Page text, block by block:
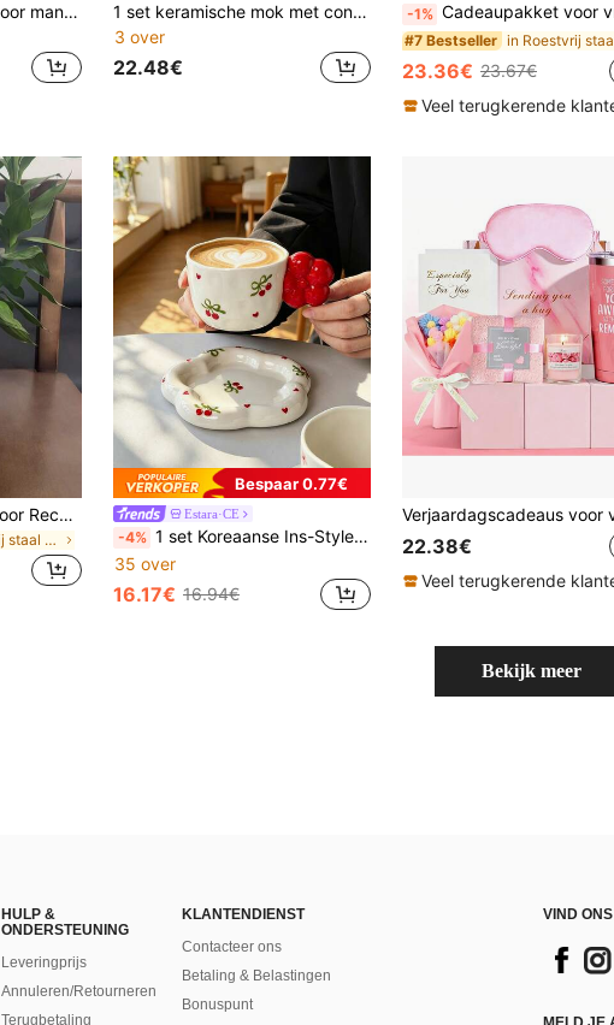
Verjaardagscadeaus voor mannen, luxe cadeaupakketten voor hem, ideeën voor cadeaupakketten, bedankcadeaus, pensioencadeaus voor mannen, verjaardagscadeaus voor vader, echtgenoot, vriend, kerstcadeaupakketten
1 set keramische mok met constante temperatuur van 55 °C, geschikt voor familiebijeenkomsten, Moederdag, Vaderdag, Valentijnsdag, verjaardagscadeaus, voor oma, moeder, zussen en vrienden als thermisch geïsoleerde beker als cadeau voor de start van het schooljaar
3 over
22.48€
-1% Cadeaupakket voor vrouwen, uniek verjaardagscadeau voor vrouwen, verjaardagscadeau voor je beste vriendin, inspirerende cadeauset, kerstcadeau (voor
#7 Bestseller
23.36€ 23.67€
Veel terugkerende
Nieuwe O-WALA Outdoor Rechte Roestvrijstalen Beker Bloemen Serie, Meerdere Kleuren Beschikbaar, Druktype Ontwerp, Eenvoudige Mode, Efficiënt
in Roestvrij staal Bekers
Bespaar 0.77€
Estara·CE
-4% 1 set Koreaanse Ins-Style handbeschilderde asymmetrische keramische koffiekopjes en schotels met kleine bloemetjes, schattig kersenkopje, bloemenbordje, melkkopje voor thuisontbijt, theekopje voor op kantoor, sapkopje, waterkopje voor stellen, feestelijk cadeaukopje
35 over
16.17€ 16.94€
22.38€
Veel terugkerende
Bekijk meer
HULP &
ONDERSTEUNING
Leveringprijs
Annuleren/Retourneren
Terugbetaling
KLANTENDIENST
Contacteer ons
Betaling & Belastingen
Bonuspunt
VIND ONS